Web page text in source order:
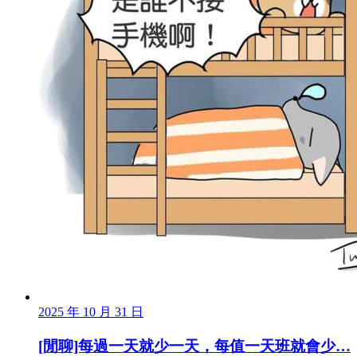
2025 年 10 月 31 日
[閒聊]每過一天就少一天，每值一天班就會少…